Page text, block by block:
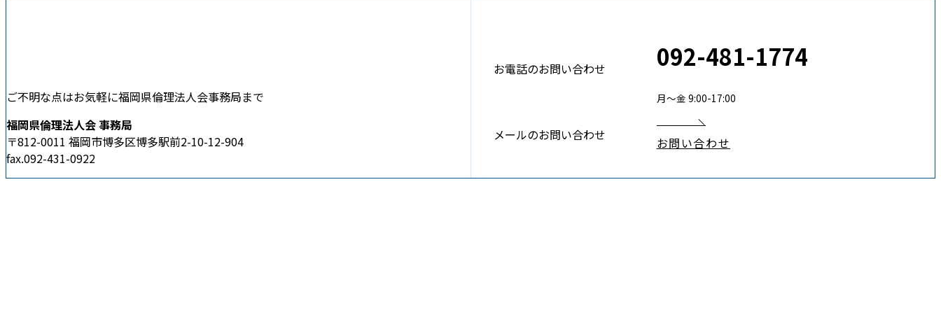
ご不明な点はお気軽に福岡県倫理法人会事務局まで
福岡県倫理法人会 事務局
〒812-0011 福岡市博多区博多駅前2-10-12-904
fax.092-431-0922
お電話のお問い合わせ 092-481-1774
月〜金 9:00-17:00
メールのお問い合わせ お問い合わせ